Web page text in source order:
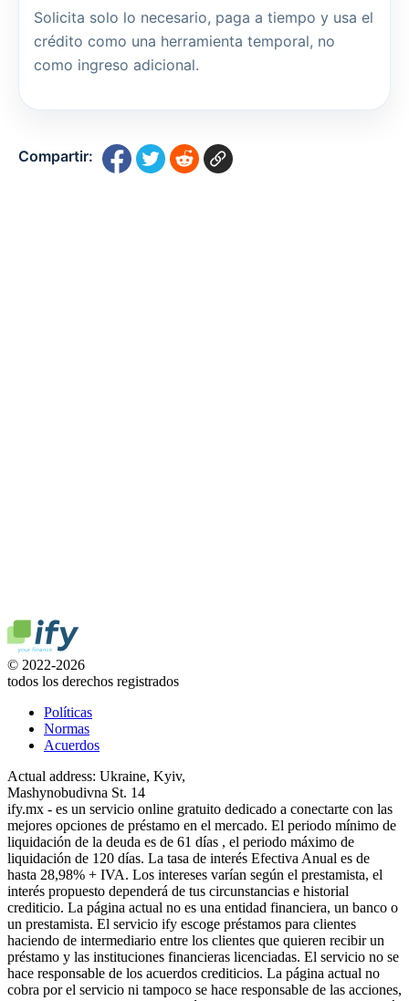
Solicita solo lo necesario, paga a tiempo y usa el
crédito como una herramienta temporal, no
como ingreso adicional.
Compartir:
© 2022-2026
todos los derechos registrados
Políticas
Normas
Acuerdos
Actual address: Ukraine, Kyiv,
Mashynobudivna St. 14
ify.mx - es un servicio online gratuito dedicado a conectarte con las
mejores opciones de préstamo en el mercado. El periodo mínimo de
liquidación de la deuda es de 61 días , el periodo máximo de
liquidación de 120 días. La tasa de interés Efectiva Anual es de
hasta 28,98% + IVA. Los intereses varían según el prestamista, el
interés propuesto dependerá de tus circunstancias e historial
crediticio. La página actual no es una entidad financiera, un banco o
un prestamista. El servicio ify escoge préstamos para clientes
haciendo de intermediario entre los clientes que quieren recibir un
préstamo y las instituciones financieras licenciadas. El servicio no se
hace responsable de los acuerdos crediticios. La página actual no
cobra por el servicio ni tampoco se hace responsable de las acciones,